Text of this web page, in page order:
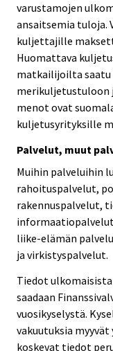
varustamojen
ansaitsemia tuloja.
kuljettajille
Huomattava
matkailijoilta saatu
merikuljetustuloon
menot ovat
kuljetusyrityksille
Palvelut, muut
Muihin palveluihin
rahoituspalvelut,
rakennuspalvelut,
liike-elämän
ja virkistyspalvelut.
Tiedot
saadaan
vuosikyselystä.
vakuutuksia
koskevat tiedot